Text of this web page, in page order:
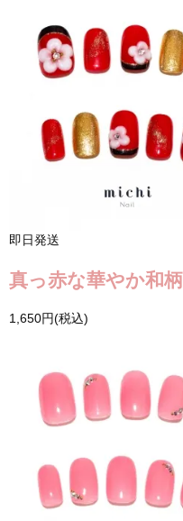
即日発送
真っ赤な華やか和
1,650円(税込)